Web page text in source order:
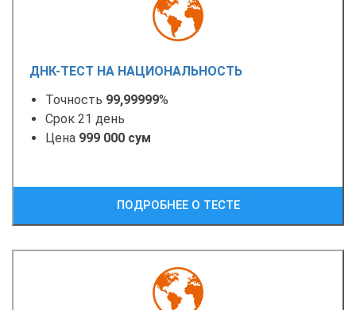
ДНК-ТЕСТ НА НАЦИОНАЛЬНОСТЬ
Точность 99,99999%
Срок 21 день
Цена 999 000 сум
ПОДРОБНЕЕ О ТЕСТЕ